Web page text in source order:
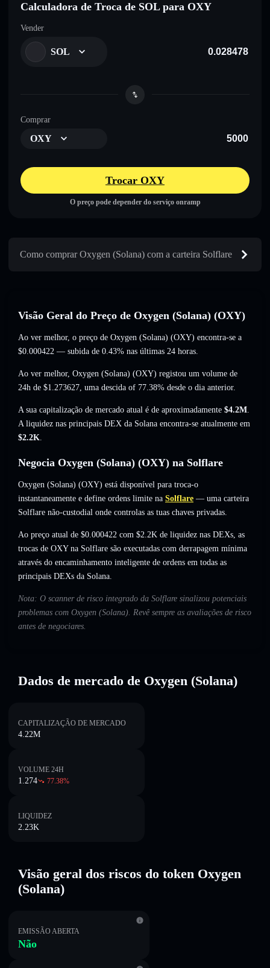
Calculadora de Troca de SOL para OXY
Vender
SOL
Comprar
OXY
Trocar OXY
O preço pode depender do serviço onramp
Como comprar Oxygen (Solana) com a carteira Solflare
Visão Geral do Preço de Oxygen (Solana) (OXY)
Ao ver melhor, o preço de Oxygen (Solana) (OXY) encontra-se a
$0.000422 — subida de 0.43% nas últimas 24 horas.
Ao ver melhor, Oxygen (Solana) (OXY) registou um volume de
24h de $1.273627, uma descida of 77.38% desde o dia anterior.
A sua capitalização de mercado atual é de aproximadamente $4.2M.
A liquidez nas principais DEX da Solana encontra-se atualmente em
$2.2K.
Negocia Oxygen (Solana) (OXY) na Solflare
Oxygen (Solana) (OXY) está disponível para troca-o
instantaneamente e define ordens limite na Solflare — uma carteira
Solflare não-custodial onde controlas as tuas chaves privadas.
Ao preço atual de $0.000422 com $2.2K de liquidez nas DEXs, as
trocas de OXY na Solflare são executadas com derrapagem mínima
através do encaminhamento inteligente de ordens em todas as
principais DEXs da Solana.
Nota: O scanner de risco integrado da Solflare sinalizou potenciais
problemas com Oxygen (Solana). Revê sempre as avaliações de risco
antes de negociares.
Dados de mercado de Oxygen (Solana)
CAPITALIZAÇÃO DE MERCADO
4.22M
VOLUME 24H
1.274 77.38%
LIQUIDEZ
2.23K
Visão geral dos riscos do token Oxygen
(Solana)
EMISSÃO ABERTA
Não